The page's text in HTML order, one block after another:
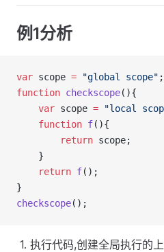
例1分析
var scope = "global scope" ;
function checkscope(){
var scope = "local
function f(){
return scope;
    }
return f();
}
checkscope();
执行代码,创建全局执行的